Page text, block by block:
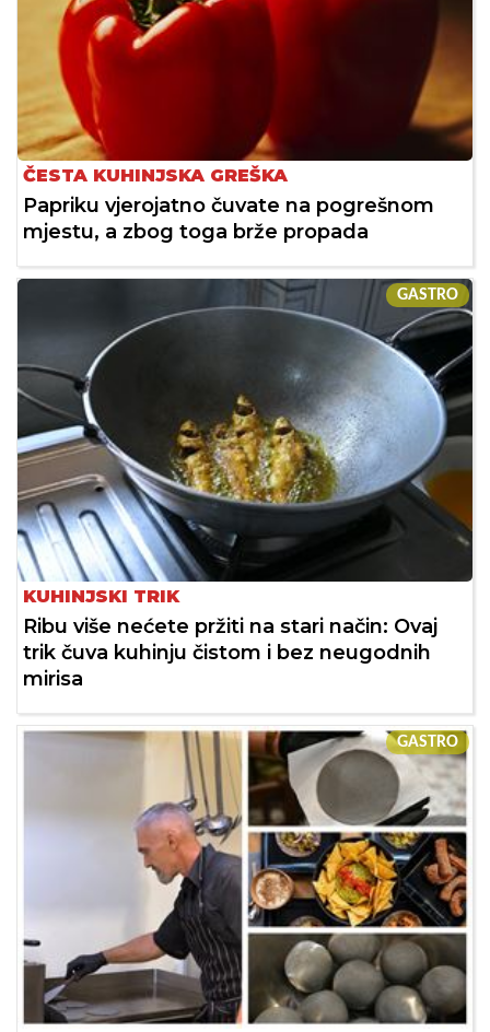
ČESTA KUHINJSKA GREŠKA
Papriku vjerojatno čuvate na pogrešnom
mjestu, a zbog toga brže propada
GASTRO
KUHINJSKI TRIK
Ribu više nećete pržiti na stari način: Ovaj
trik čuva kuhinju čistom i bez neugodnih
mirisa
GASTRO